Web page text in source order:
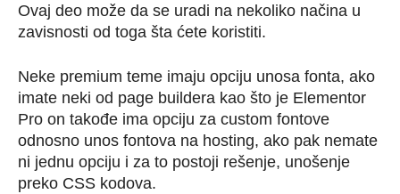
Ovaj deo može da se uradi na nekoliko načina u
zavisnosti od toga šta ćete koristiti.
Neke premium teme imaju opciju unosa fonta, ako
imate neki od page buildera kao što je Elementor
Pro on takođe ima opciju za custom fontove
odnosno unos fontova na hosting, ako pak nemate
ni jednu opciju i za to postoji rešenje, unošenje
preko CSS kodova.